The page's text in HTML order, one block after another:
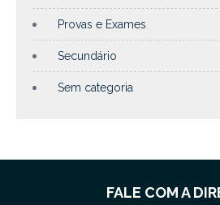
Provas e Exames
Secundário
Sem categoria
FALE COM A